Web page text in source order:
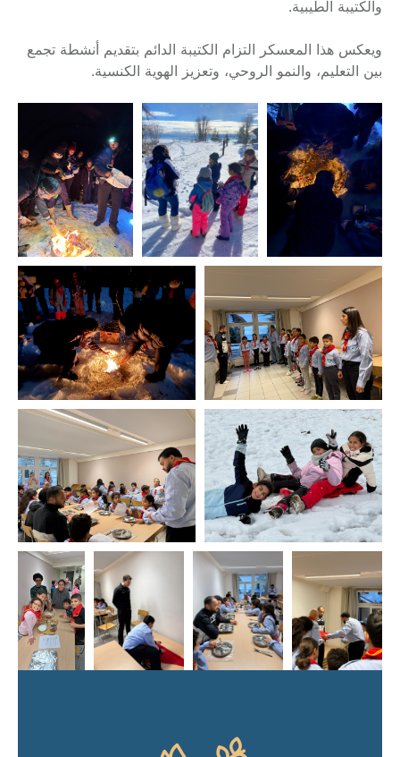
والكتيبة الطيبية.
ويعكس هذا المعسكر التزام الكتيبة الدائم بتقديم أنشطة تجمع
بين التعليم، والنمو الروحي، وتعزيز الهوية الكنسية.